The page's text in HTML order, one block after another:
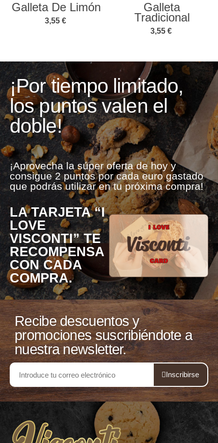
Galleta De Limón
3,55 €
Galleta
Tradicional
3,55 €
LA TARJETA “I
LOVE
VISCONTI” TE
RECOMPENSA
CON CADA
COMPRA.
¡Por tiempo limitado,
los puntos valen el
doble!
¡Aprovecha la súper oferta de hoy y
consigue 2 puntos por cada euro gastado
que podrás utilizar en tu próxima compra!
Recibe descuentos y
promociones suscribiéndote a
nuestra newsletter.
Inscribirse